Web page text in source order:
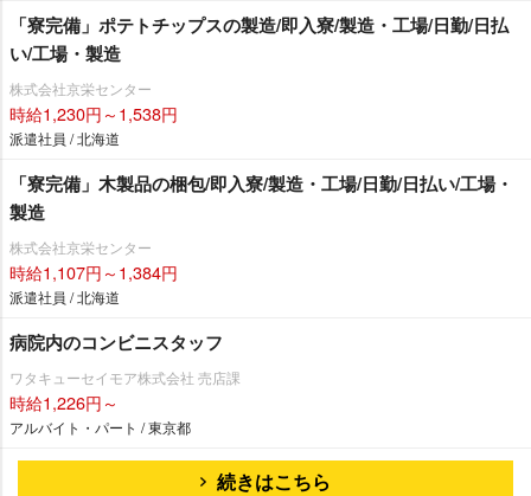
「寮完備」ポテトチップスの製造/即入寮/製造・工場/日勤/日払
い/工場・製造
株式会社京栄センター
時給1,230円～1,538円
派遣社員 / 北海道
「寮完備」木製品の梱包/即入寮/製造・工場/日勤/日払い/工場・
製造
株式会社京栄センター
時給1,107円～1,384円
派遣社員 / 北海道
病院内のコンビニスタッフ
ワタキューセイモア株式会社 売店課
時給1,226円～
アルバイト・パート / 東京都
続きはこちら